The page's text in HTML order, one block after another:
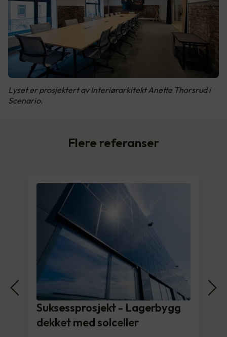
Lyset er prosjektert av Interiørarkitekt Anette Thorsrud i
Scenario.
Flere referanser
Suksessprosjekt - Lagerbygg
dekket med solceller